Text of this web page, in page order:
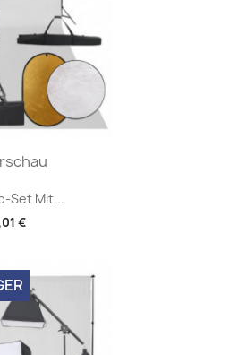
Set Mit...
€